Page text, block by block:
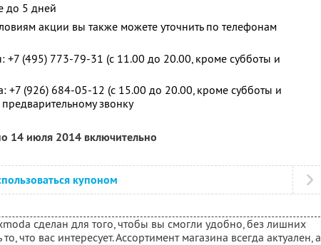
до 5 дней
акции вы также можете уточнить по телефонам
+7 (495) 773-79-31 (c 11.00 до 20.00, кроме субботы и
+7 (926) 684-05-12 (с 15.00 до 20.00, кроме субботы и
звонку
14 июля 2014 включительно
купоном
сделан для того, чтобы вы смогли удобно, без лишних
что вас интересует. Ассортимент магазина всегда актуален, а